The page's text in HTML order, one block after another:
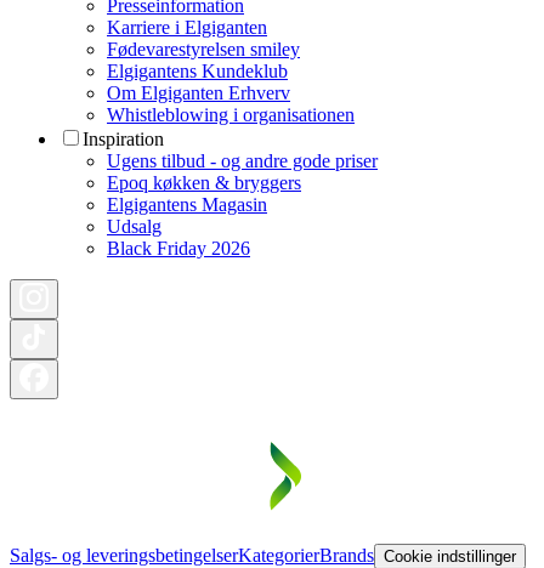
Presseinformation
Karriere i Elgiganten
Fødevarestyrelsen smiley
Elgigantens Kundeklub
Om Elgiganten Erhverv
Whistleblowing i organisationen
Inspiration
Ugens tilbud - og andre gode priser
Epoq køkken & bryggers
Elgigantens Magasin
Udsalg
Black Friday 2026
Salgs- og leveringsbetingelserKategorierBrands Cookie indstillinger